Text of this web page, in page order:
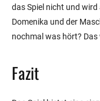
das Spiel nicht und
Domenika und der
nochmal was hört?
Fazit